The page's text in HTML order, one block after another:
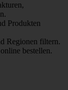
Produkten
Regionen filtern.
bestellen.